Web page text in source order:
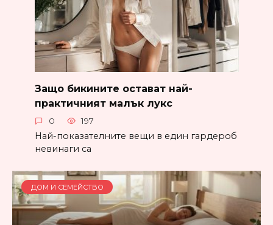
Защо бикините остават най-
практичният малък лукс
0 197
Най-показателните вещи в един гардероб
невинаги са
ДОМ И СЕМЕЙСТВО